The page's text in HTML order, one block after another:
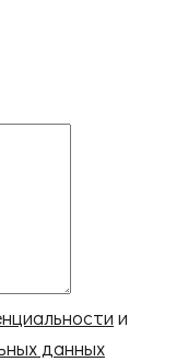
и
данных